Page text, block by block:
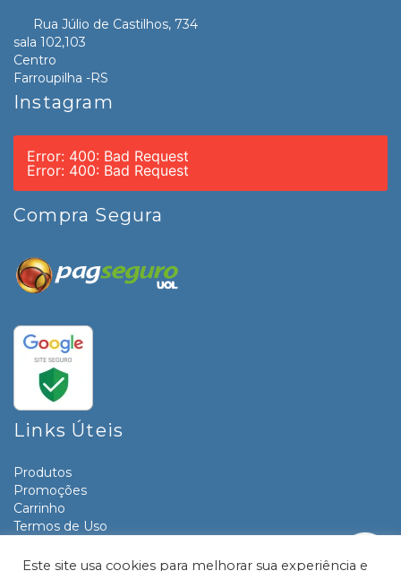
Rua Júlio de Castilhos, 734
sala 102,103
Centro
Farroupilha -RS
Instagram
Error: 400: Bad Request
Error: 400: Bad Request
Compra Segura
Links Úteis
Produtos
Promoções
Carrinho
Termos de Uso
Contato
Este site usa cookies para melhorar sua experiência e